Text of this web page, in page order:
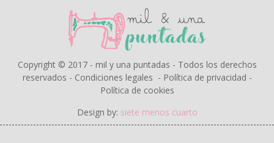
Copyright © 2017 - mil y una puntadas - Todos los derechos
reservados - Condiciones legales - Política de privacidad -
Política de cookies
Design by: siete menos cuarto